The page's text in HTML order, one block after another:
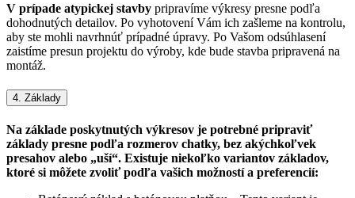
V prípade atypickej stavby pripravíme výkresy presne podľa
dohodnutých detailov. Po vyhotovení Vám ich zašleme na kontrolu,
aby ste mohli navrhnúť prípadné úpravy. Po Vašom odsúhlasení
zaistíme presun projektu do výroby, kde bude stavba pripravená na
montáž.
4. Základy
Na základe poskytnutých výkresov je potrebné pripraviť
základy presne podľa rozmerov chatky, bez akýchkoľvek
presahov alebo „uší“. Existuje niekoľko variantov základov,
ktoré si môžete zvoliť podľa vašich možností a preferencií: